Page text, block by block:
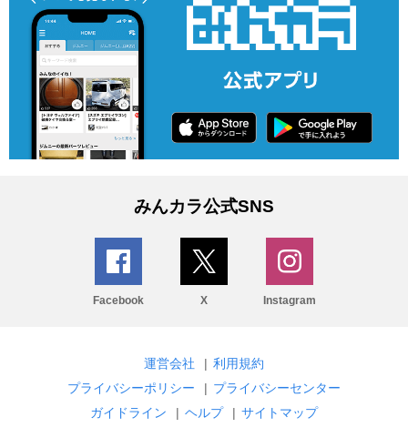
みんカラ公式SNS
Facebook X Instagram
運営会社 | 利用規約
プライバシーポリシー
| プライバシーセンター
ガイドライン
| ヘルプ | サイトマップ